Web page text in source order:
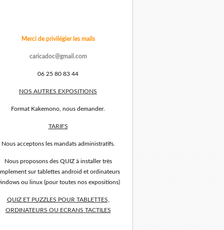
Merci de privilégier les mails
caricadoc@gmail.com
06 25 80 83 44
NOS AUTRES EXPOSITIONS
Format Kakemono, nous demander.
TARIFS
Nous acceptons les mandats administratifs.
Nous proposons des QUIZ à installer très
sur tablettes android et ordinateurs
ou linux (pour toutes nos expositions)
QUIZ ET PUZZLES POUR TABLETTES,
ORDINATEURS OU ECRANS TACTILES